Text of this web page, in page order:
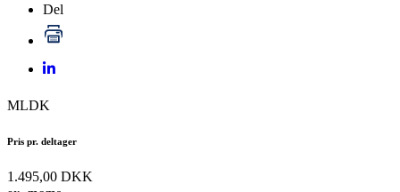
Del
MLDK
Pris pr. deltager
1.495,00 DKK